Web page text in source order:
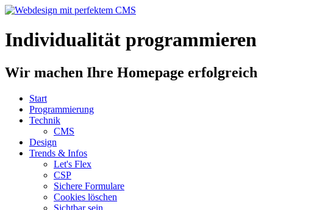
Individualität programmieren
Wir machen Ihre Homepage erfolgreich
Start
Programmierung
Technik
CMS
Design
Trends & Infos
Let's Flex
CSP
Sichere Formulare
Cookies löschen
Sichtbar sein